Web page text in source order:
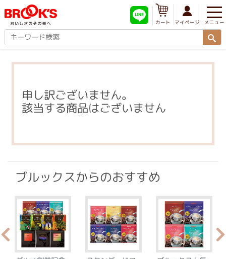
メニュー
マイページ
カート
申し訳ございません。
該当する商品はございません
ブルックスからのおすすめ